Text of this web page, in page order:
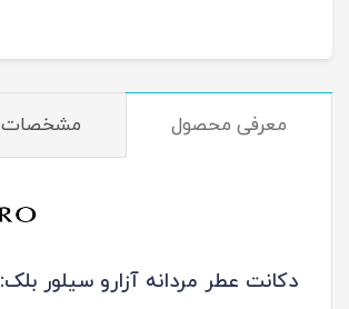
معرفی محصول مشخصات
دکانت عطر مردانه آزارو سیلور بلک: